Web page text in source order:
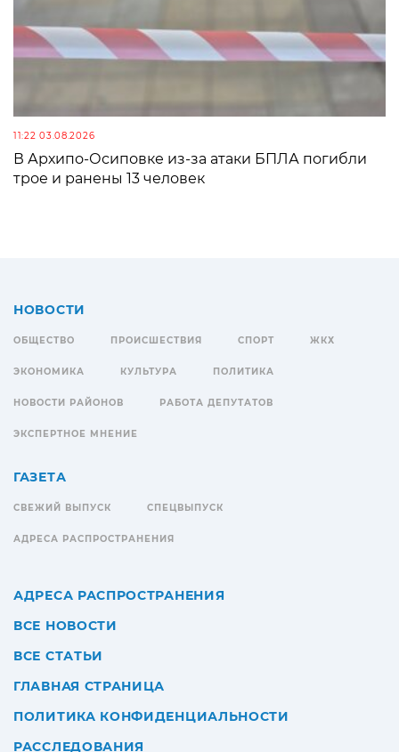
11:22 03.08.2026
В Архипо-Осиповке из-за атаки БПЛА погибли
трое и ранены 13 человек
НОВОСТИ
ОБЩЕСТВО ПРОИСШЕСТВИЯ СПОРТ ЖКХ
ЭКОНОМИКА КУЛЬТУРА ПОЛИТИКА
НОВОСТИ РАЙОНОВ РАБОТА ДЕПУТАТОВ
ЭКСПЕРТНОЕ МНЕНИЕ
ГАЗЕТА
СВЕЖИЙ ВЫПУСК СПЕЦВЫПУСК
АДРЕСА РАСПРОСТРАНЕНИЯ
АДРЕСА РАСПРОСТРАНЕНИЯ
ВСЕ НОВОСТИ
ВСЕ СТАТЬИ
ГЛАВНАЯ СТРАНИЦА
ПОЛИТИКА КОНФИДЕНЦИАЛЬНОСТИ
РАССЛЕДОВАНИЯ